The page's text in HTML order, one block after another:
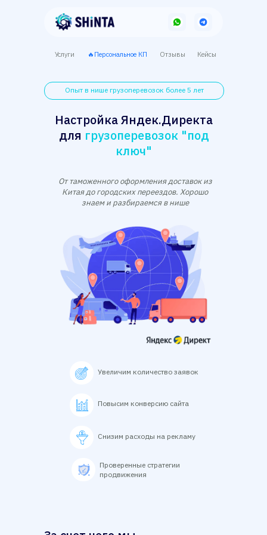
Повысим конверсию сайта
Проверенные стратегии
продвижения
Снизим расходы на рекламу
Увеличим количество заявок
Опыт в нише грузоперевозок более 5 лет
Настройка Яндек.Директа
для грузоперевозок "под
ключ"
От таможенного оформления доставок из
Китая до городских переездов. Хорошо
знаем и разбираемся в нише
🔥Персональное КП
Услуги Кейсы
Отзывы